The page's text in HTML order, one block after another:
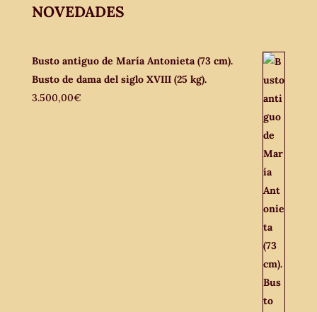
NOVEDADES
Busto antiguo de María Antonieta (73 cm).
Busto de dama del siglo XVIII (25 kg).
3.500,00€